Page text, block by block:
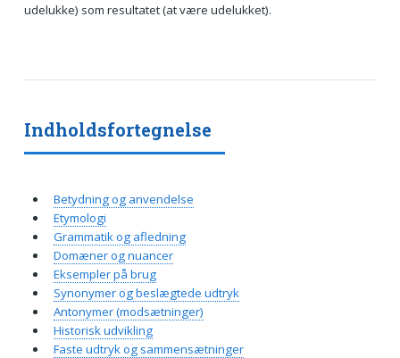
udelukke) som resultatet (at være udelukket).
Indholdsfortegnelse
Betydning og anvendelse
Etymologi
Grammatik og afledning
Domæner og nuancer
Eksempler på brug
Synonymer og beslægtede udtryk
Antonymer (modsætninger)
Historisk udvikling
Faste udtryk og sammensætninger